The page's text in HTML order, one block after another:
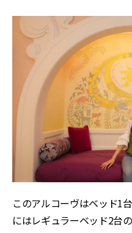
このアルコーヴはベッド1
にはレギュラーベッド2台